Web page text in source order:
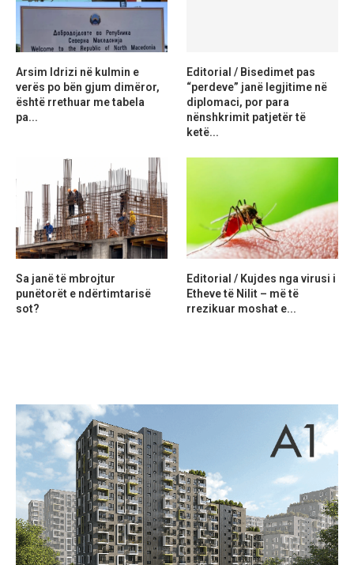
Arsim Idrizi në kulmin e
verës po bën gjum dimëror,
është rrethuar me tabela
pa...
Editorial / Bisedimet pas
“perdeve” janë legjitime në
diplomaci, por para
nënshkrimit patjetër të
ketë...
Sa janë të mbrojtur
punëtorët e ndërtimtarisë
sot?
Editorial / Kujdes nga virusi i
Etheve të Nilit – më të
rrezikuar moshat e...